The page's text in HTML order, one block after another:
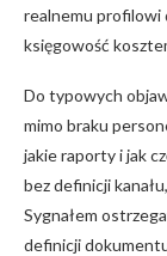
realnemu profilowi
księgowość
Do typowych
mimo braku
jakie raporty i jak
bez definicji
Sygnałem
definicji